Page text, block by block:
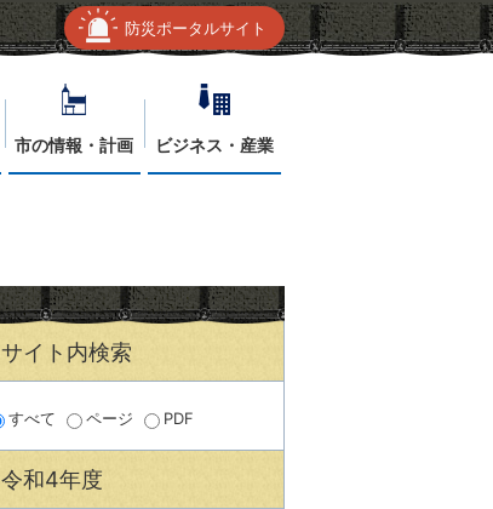
防災ポータルサイト
市の情報・計画 ビジネス・産業
サイト内検索
すべて ページ PDF
令和4年度